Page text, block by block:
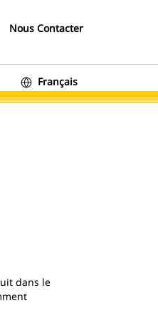
Nous Contacter
Français
dans le